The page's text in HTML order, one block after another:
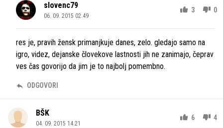
slovenc79
06. 09. 2015 02.49
3 0
res je, pravih žensk primanjkuje danes, zelo. gledajo samo na
igro, videz, dejanske človekove lastnosti jih ne zanimajo, čeprav
ves čas govorijo da jim je to najbolj pomembno.
ODGOVORI
BŠK
04. 09. 2015 14.21
6 4